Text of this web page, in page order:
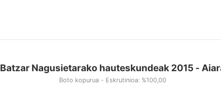
Batzar Nagusietarako hauteskundeak 2015 -
Boto kopurua - Eskrutinioa: %100,00